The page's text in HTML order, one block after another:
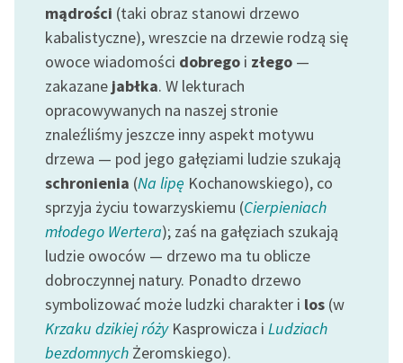
mądrości (taki obraz stanowi drzewo
kabalistyczne), wreszcie na drzewie rodzą się
owoce wiadomości dobrego i złego —
zakazane jabłka. W lekturach
opracowywanych na naszej stronie
znaleźliśmy jeszcze inny aspekt motywu
drzewa — pod jego gałęziami ludzie szukają
schronienia (Na lipę Kochanowskiego), co
sprzyja życiu towarzyskiemu (Cierpieniach
młodego Wertera); zaś na gałęziach szukają
ludzie owoców — drzewo ma tu oblicze
dobroczynnej natury. Ponadto drzewo
symbolizować może ludzki charakter i los (w
Krzaku dzikiej różyKasprowicza i Ludziach
bezdomnych Żeromskiego).